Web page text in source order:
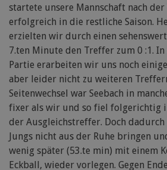
startete unsere Mannschaft nach
erfolgreich in die restliche Saison.
erzielten wir durch einen
7.ten Minute den Treffer zum 0 :1.
Partie erarbeiten wir uns noch
aber leider nicht zu weiteren
Seitenwechsel war Seebach in
fixer als wir und so fiel folgerichtig
der Ausgleichstreffer. Doch dadurch
Jungs nicht aus der Ruhe bringen
wenig später (53.te min) mit einem
Eckball, wieder vorlegen. Gegen